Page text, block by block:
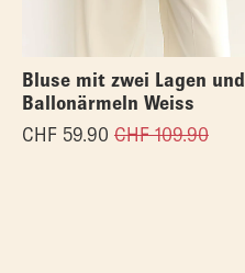
Bluse mit zwei Lagen und
Ballonärmeln Weiss
CHF109.90
CHF 59.90